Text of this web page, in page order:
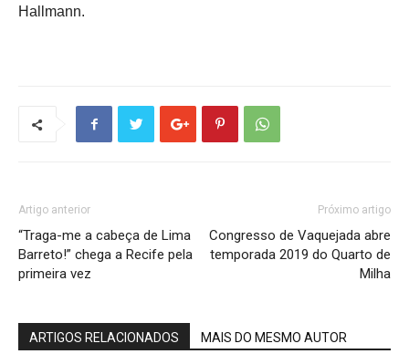
Hallmann.
Artigo anterior
“Traga-me a cabeça de Lima
Barreto!” chega a Recife pela
primeira vez
Próximo artigo
Congresso de Vaquejada abre
temporada 2019 do Quarto de
Milha
ARTIGOS RELACIONADOS MAIS DO MESMO AUTOR